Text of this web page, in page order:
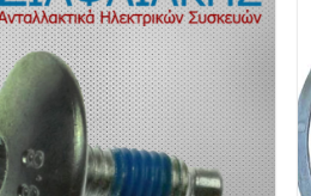
Add to
wishlist